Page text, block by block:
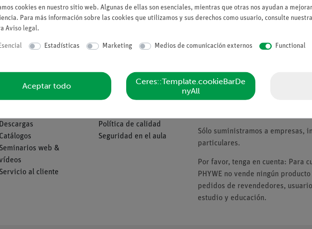
Servicio
Descargas
Catálogos
Seminarios web &
Servicio al cliente
Compañía
Política de calidad
Seguridad en el aula
Tenga en cuenta
Sólo suministramos a empresas,
particulares.
Por favor, tenga en cuenta: Para
PHYWE no vende ningún
pedidos de revendedores,
estudio y educación.
cookies en nuestro sitio web. Algunas de ellas son esenciales, mientras que otras nos ayudan a
Para más información sobre las cookies que utilizamos y sus derechos como usuario, consulte nuestra
Aviso legal.
Estadísticas Marketing Medios de comunicación externos Functional
Aceptar todo
Ceres::Template.cookieBarDe
nyAll